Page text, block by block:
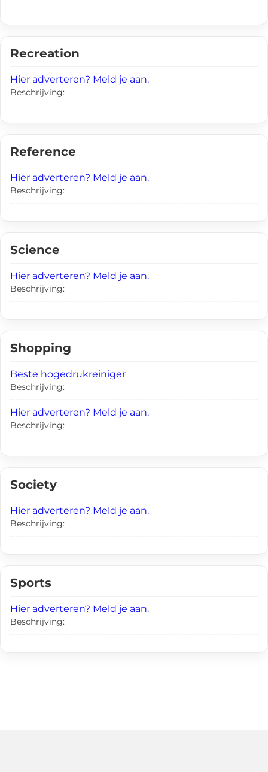
Recreation
Hier adverteren? Meld je aan.
Beschrijving:
Reference
Hier adverteren? Meld je aan.
Beschrijving:
Science
Hier adverteren? Meld je aan.
Beschrijving:
Shopping
Beste hogedrukreiniger
Beschrijving:
Hier adverteren? Meld je aan.
Beschrijving:
Society
Hier adverteren? Meld je aan.
Beschrijving:
Sports
Hier adverteren? Meld je aan.
Beschrijving: